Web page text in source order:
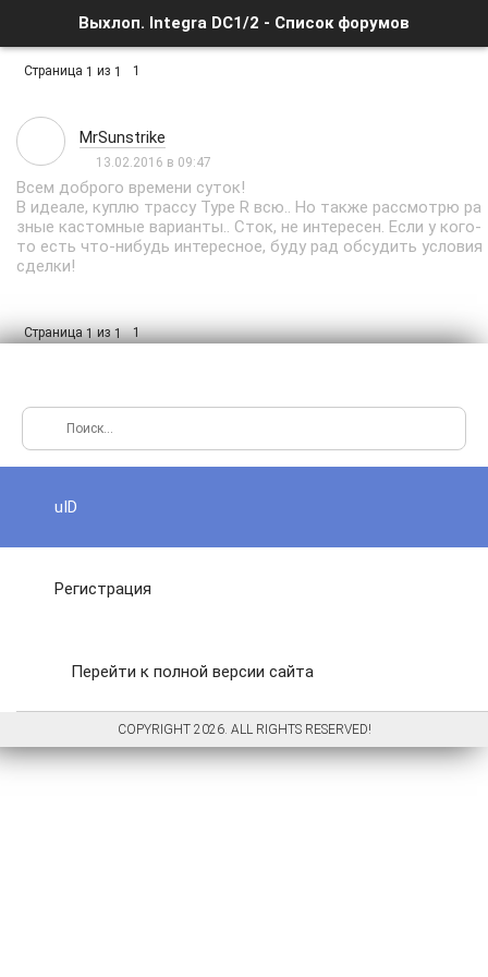
Выхлоп. Integra DC1/2 - Список форумов
Страница 1 из 1 1
MrSunstrike
13.02.2016 в 09:47
Всем доброго времени суток!
В идеале, куплю трассу Type R всю.. Но также рассмотрю ра
зные кастомные варианты.. Сток, не интересен. Если у кого-
то есть что-нибудь интересное, буду рад обсудить условия
сделки!
Страница1из1 1
uID
Регистрация
Перейти к полной версии сайта
COPYRIGHT 2026. ALL RIGHTS RESERVED!